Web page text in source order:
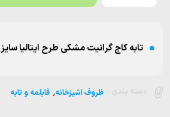
تابه کاج گرانیت مشکی طرح ایتالیا سایز 18
ظروف آشپزخانه, قابلمه و تابه